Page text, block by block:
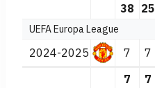
38 25
UEFA Europa League
2024-2025 7 7
7
7